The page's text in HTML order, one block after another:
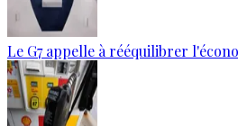
Le G7 appelle à rééquilibrer